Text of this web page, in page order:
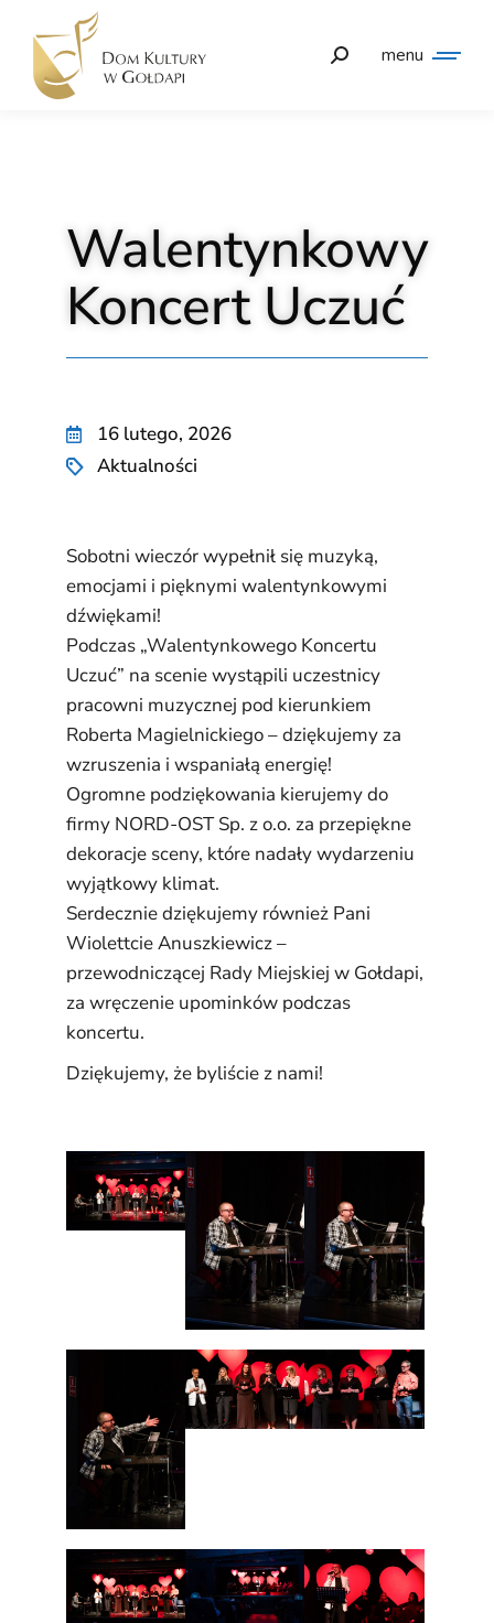
menu
Walentynkowy
Koncert Uczuć
16 lutego, 2026
Aktualności
Sobotni wieczór wypełnił się muzyką,
emocjami i pięknymi walentynkowymi
dźwiękami!
Podczas „Walentynkowego Koncertu
Uczuć” na scenie wystąpili uczestnicy
pracowni muzycznej pod kierunkiem
Roberta Magielnickiego – dziękujemy za
wzruszenia i wspaniałą energię!
Ogromne podziękowania kierujemy do
firmy NORD-OST Sp. z o.o. za przepiękne
dekoracje sceny, które nadały wydarzeniu
wyjątkowy klimat.
Serdecznie dziękujemy również Pani
Wiolettcie Anuszkiewicz –
przewodniczącej Rady Miejskiej w Gołdapi,
za wręczenie upominków podczas
koncertu.
Dziękujemy, że byliście z nami!